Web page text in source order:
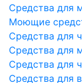
Средства для
Моющие
Средства для
Средства для
Средства для
Средства для